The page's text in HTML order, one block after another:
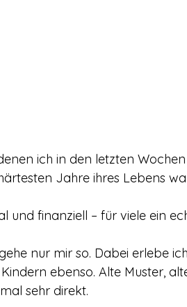
ich in den letzten
Jahre ihres Lebens
und finanziell – für viele ein
nur mir so. Dabei erlebe
ebenso. Alte Muster,
sehr direkt.